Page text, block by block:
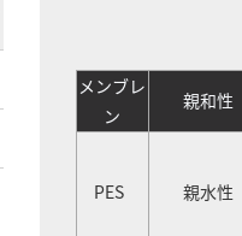
メンブレ
ン
親和性
PES 親水性